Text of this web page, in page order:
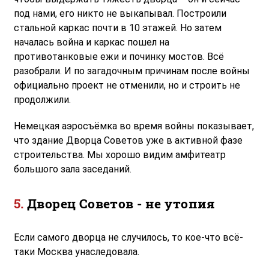
под нами, его никто не выкапывал. Построили
стальной каркас почти в 10 этажей. Но затем
началась война и каркас пошел на
противотанковые ежи и починку мостов. Всё
разобрали. И по загадочным причинам после войны
официально проект не отменили, но и строить не
продолжили.
Немецкая аэросъёмка во время войны показывает,
что здание Дворца Советов уже в активной фазе
строительства. Мы хорошо видим амфитеатр
большого зала заседаний.
Дворец Советов - не утопия
Если самого дворца не случилось, то кое-что всё-
таки Москва унаследовала.